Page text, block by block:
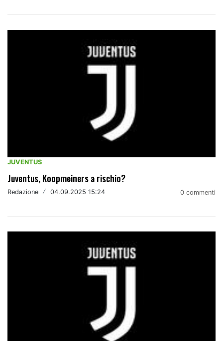
JUVENTUS
Juventus, Koopmeiners a rischio?
Redazione / 04.09.2025 15:24 0 commenti